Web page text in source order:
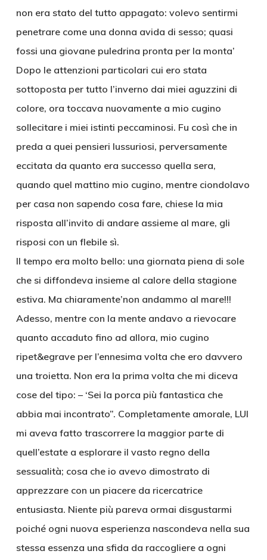
non era stato del tutto appagato: volevo sentirmi
penetrare come una donna avida di sesso; quasi
fossi una giovane puledrina pronta per la monta’
Dopo le attenzioni particolari cui ero stata
sottoposta per tutto l’inverno dai miei aguzzini di
colore, ora toccava nuovamente a mio cugino
sollecitare i miei istinti peccaminosi. Fu così che in
preda a quei pensieri lussuriosi, perversamente
eccitata da quanto era successo quella sera,
quando quel mattino mio cugino, mentre ciondolavo
per casa non sapendo cosa fare, chiese la mia
risposta all’invito di andare assieme al mare, gli
risposi con un flebile sì.
Il tempo era molto bello: una giornata piena di sole
che si diffondeva insieme al calore della stagione
estiva. Ma chiaramente’non andammo al mare!!!
Adesso, mentre con la mente andavo a rievocare
quanto accaduto fino ad allora, mio cugino
ripet&egrave per l’ennesima volta che ero davvero
una troietta. Non era la prima volta che mi diceva
cose del tipo: – ‘Sei la porca più fantastica che
abbia mai incontrato”. Completamente amorale, LUI
mi aveva fatto trascorrere la maggior parte di
quell’estate a esplorare il vasto regno della
sessualità; cosa che io avevo dimostrato di
apprezzare con un piacere da ricercatrice
entusiasta. Niente più pareva ormai disgustarmi
poiché ogni nuova esperienza nascondeva nella sua
stessa essenza una sfida da raccogliere a ogni